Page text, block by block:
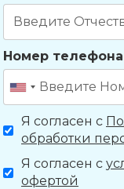
Номер телефона
Я согласен с
обработки
Я согласен с
офертой